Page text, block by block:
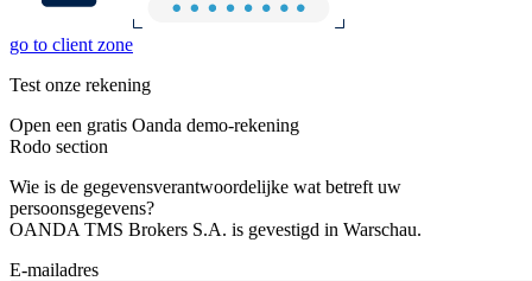
go to client zone
Test onze rekening
Open een gratis Oanda demo-rekening
Rodo section
Wie is de gegevensverantwoordelijke wat betreft uw
persoonsgegevens?
OANDA TMS Brokers S.A. is gevestigd in Warschau.
E-mailadres